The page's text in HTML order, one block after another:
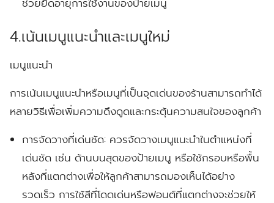
4.เน้นเมนูแนะนำและเมนูใหม่
เมนูแนะนำ
การเน้นเมนูแนะนำหรือเมนูที่เป็นจุดเด่นของร้านสามารถทำได้
หลายวิธีเพื่อเพิ่มความดึงดูดและกระตุ้นความสนใจของลูกค้า
การจัดวางที่เด่นชัด: ควรจัดวางเมนูแนะนำในตำแหน่งที่
เด่นชัด เช่น ด้านบนสุดของป้ายเมนู หรือใช้กรอบหรือพื้น
หลังที่แตกต่างเพื่อให้ลูกค้าสามารถมองเห็นได้อย่าง
รวดเร็ว การใช้สีที่โดดเด่นหรือฟอนต์ที่แตกต่างจะช่วยให้